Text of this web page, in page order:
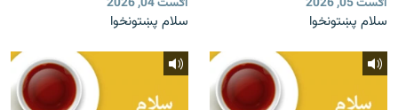
سلام پښتونخوا سلام پښتونخوا